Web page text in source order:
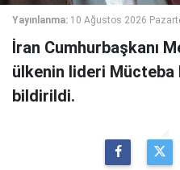
Yayınlanma: 10 Ağustos 2026
İran Cumhurbaşkanı
ülkenin lideri
bildirildi.